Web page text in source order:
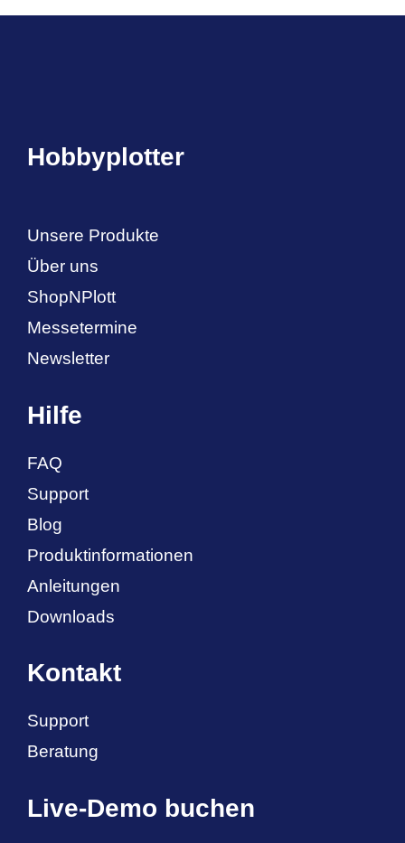
Hobbyplotter
Unsere Produkte
Über uns
ShopNPlott
Messetermine
Newsletter
Hilfe
FAQ
Support
Blog
Produktinformationen
Anleitungen
Downloads
Kontakt
Support
Beratung
Live-Demo buchen